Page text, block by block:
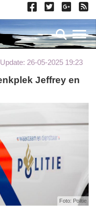
Update: 26-05-2025 19:23
Foto: Politie